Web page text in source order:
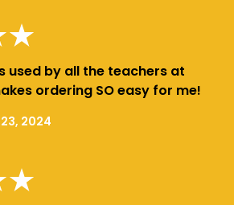
used by all the teachers at
ordering SO easy for me!
2024